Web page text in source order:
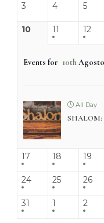
3 4 5
10 11 12
Events for 10thAgosto
All Day
SHALOM:
17 18 19
24 25 26
31 1 2